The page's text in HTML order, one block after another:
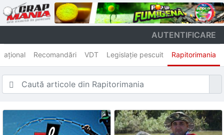
AUTENTIFICARE
Recomandări VDT Legislație pescuit Rapitorimania